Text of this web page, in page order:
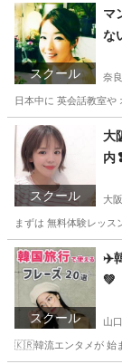
青森 青森市
スクール
マ
な
奈
日本中に 英会話教室や
奈良
スクール
大
内
大
まずは 無料体験レッ
大阪 大阪市
スクール
✈️
💚
山
🇰🇷韓流エンタメが 始